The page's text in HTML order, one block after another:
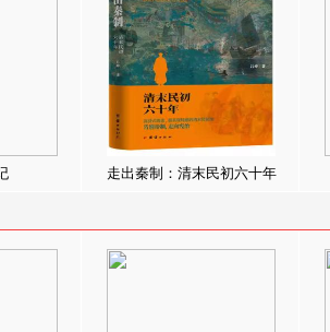
走出秦制：清末民初六十年